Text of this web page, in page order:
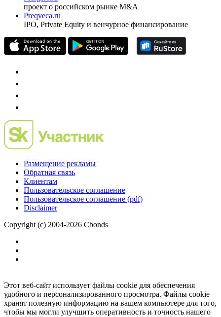
Investfunds
универсальный ресурс по фондовому рынку для
частного инвестора России
проект о российском рынке M&A
Preqveca.ru
Размещение рекламы
Обратная связь
Пользовательское соглашение
Copyright (c) 2004-2026 Cbonds